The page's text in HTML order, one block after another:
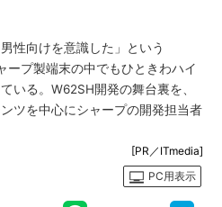
性向けを意識した」という
ープ製端末の中でもひときわハイ
いる。W62SH開発の舞台裏を、
ツを中心にシャープの開発担当者
[PR／ITmedia]
PC用表示